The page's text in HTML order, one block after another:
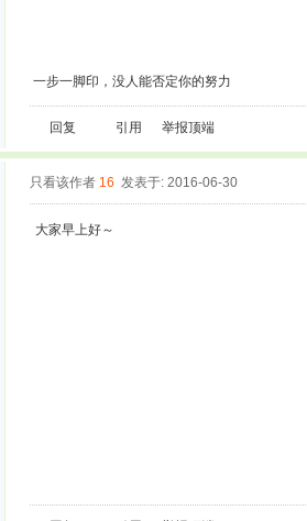
一步一脚印，没人能否定你的努力
回复 引用 举报顶端
只看该作者 16 发表于: 2016-06-30
大家早上好～